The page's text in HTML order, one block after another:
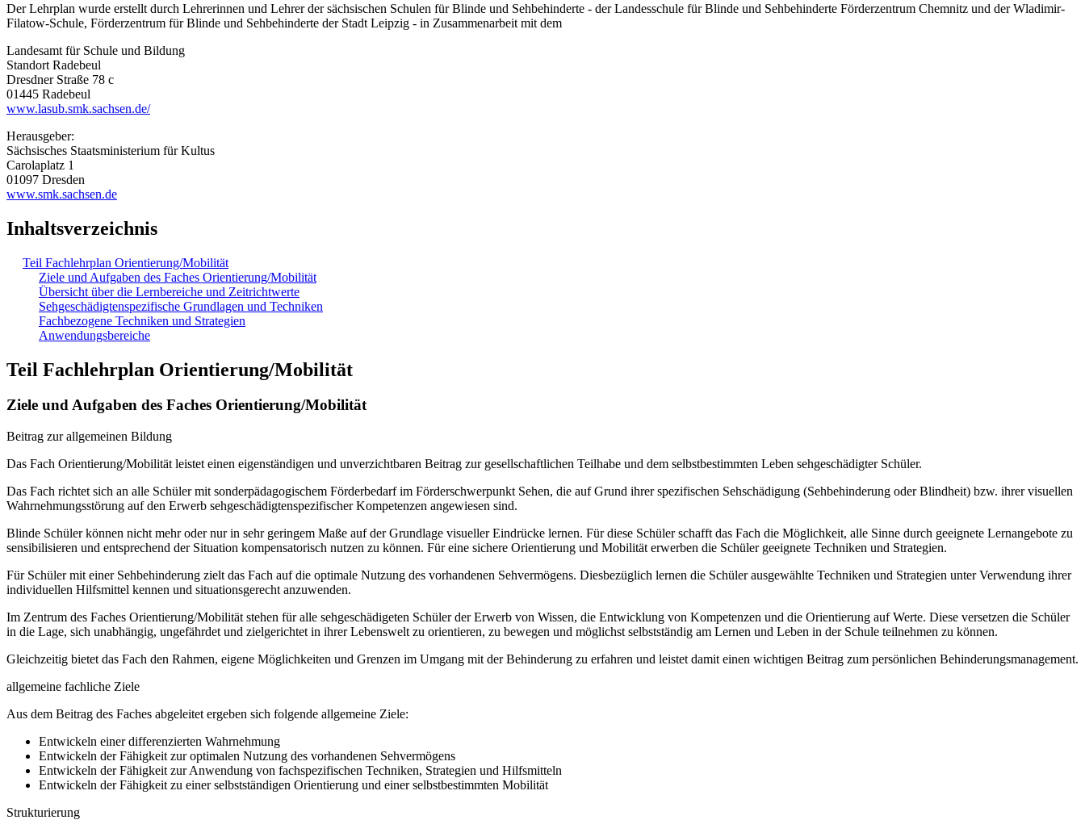
Der Lehrplan wurde erstellt durch Lehrerinnen und Lehrer der sächsischen Schulen für Blinde und Sehbehinderte - der Landesschule für Blinde und Sehbehinderte Förderzentrum Chemnitz und der Wladimir-
Filatow-Schule, Förderzentrum für Blinde und Sehbehinderte der Stadt Leipzig - in Zusammenarbeit mit dem
Landesamt für Schule und Bildung
Standort Radebeul
Dresdner Straße 78 c
01445 Radebeul
www.lasub.smk.sachsen.de/
Herausgeber:
Sächsisches Staatsministerium für Kultus
Carolaplatz 1
01097 Dresden
www.smk.sachsen.de
Inhaltsverzeichnis
Teil Fachlehrplan Orientierung/Mobilität
Ziele und Aufgaben des Faches Orientierung/Mobilität
Übersicht über die Lernbereiche und Zeitrichtwerte
Sehgeschädigtenspezifische Grundlagen und Techniken
Fachbezogene Techniken und Strategien
Anwendungsbereiche
Teil Fachlehrplan Orientierung/Mobilität
Ziele und Aufgaben des Faches Orientierung/Mobilität
Beitrag zur allgemeinen Bildung
Das Fach Orientierung/Mobilität leistet einen eigenständigen und unverzichtbaren Beitrag zur gesellschaftlichen Teilhabe und dem selbstbestimmten Leben sehgeschädigter Schüler.
Das Fach richtet sich an alle Schüler mit sonderpädagogischem Förderbedarf im Förderschwerpunkt Sehen, die auf Grund ihrer spezifischen Sehschädigung (Sehbehinderung oder Blindheit) bzw. ihrer visuellen
Wahrnehmungsstörung auf den Erwerb sehgeschädigtenspezifischer Kompetenzen angewiesen sind.
Blinde Schüler können nicht mehr oder nur in sehr geringem Maße auf der Grundlage visueller Eindrücke lernen. Für diese Schüler schafft das Fach die Möglichkeit, alle Sinne durch geeignete Lernangebote zu
sensibilisieren und entsprechend der Situation kompensatorisch nutzen zu können. Für eine sichere Orientierung und Mobilität erwerben die Schüler geeignete Techniken und Strategien.
Für Schüler mit einer Sehbehinderung zielt das Fach auf die optimale Nutzung des vorhandenen Sehvermögens. Diesbezüglich lernen die Schüler ausgewählte Techniken und Strategien unter Verwendung ihrer
individuellen Hilfsmittel kennen und situationsgerecht anzuwenden.
Im Zentrum des Faches Orientierung/Mobilität stehen für alle sehgeschädigeten Schüler der Erwerb von Wissen, die Entwicklung von Kompetenzen und die Orientierung auf Werte. Diese versetzen die Schüler
in die Lage, sich unabhängig, ungefährdet und zielgerichtet in ihrer Lebenswelt zu orientieren, zu bewegen und möglichst selbstständig am Lernen und Leben in der Schule teilnehmen zu können.
Gleichzeitig bietet das Fach den Rahmen, eigene Möglichkeiten und Grenzen im Umgang mit der Behinderung zu erfahren und leistet damit einen wichtigen Beitrag zum persönlichen Behinderungsmanagement.
allgemeine fachliche Ziele
Aus dem Beitrag des Faches abgeleitet ergeben sich folgende allgemeine Ziele:
Entwickeln einer differenzierten Wahrnehmung
Entwickeln der Fähigkeit zur optimalen Nutzung des vorhandenen Sehvermögens
Entwickeln der Fähigkeit zur Anwendung von fachspezifischen Techniken, Strategien und Hilfsmitteln
Entwickeln der Fähigkeit zu einer selbstständigen Orientierung und einer selbstbestimmten Mobilität
Strukturierung